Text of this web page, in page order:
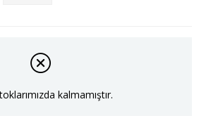
kalmamıştır.